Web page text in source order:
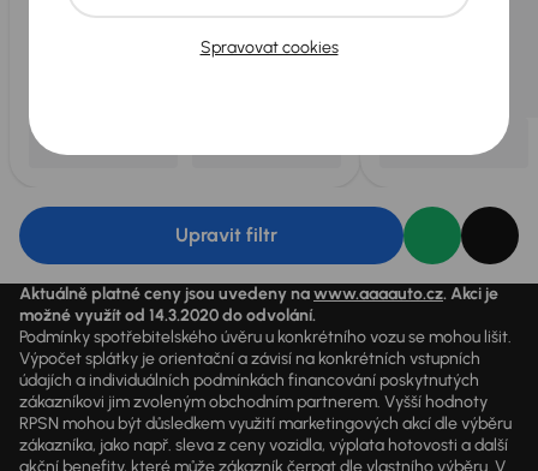
Upravit filtr
Aktuálně platné ceny jsou uvedeny nawww.aaaauto.cz. Akci je
možné využít od 14.3.2020 do odvolání.
Podmínky spotřebitelského úvěru u konkrétního vozu se mohou lišit.
Výpočet splátky je orientační a závisí na konkrétních vstupních
údajích a individuálních podmínkách financování poskytnutých
zákazníkovi jim zvoleným obchodním partnerem. Vyšší hodnoty
RPSN mohou být důsledkem využití marketingových akcí dle výběru
zákazníka, jako např. sleva z ceny vozidla, výplata hotovosti a další
akční benefity, které může zákazník čerpat dle vlastního výběru. V
Spravovat cookies